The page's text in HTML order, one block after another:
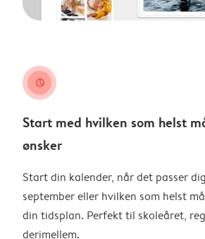
clock
Start med hvilken som helst
ønsker
Start din kalender, når det passer
september eller hvilken som helst
din tidsplan. Perfekt til skoleåret,
derimellem.